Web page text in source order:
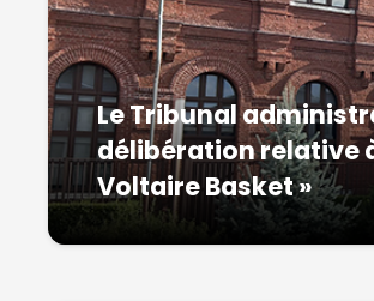
Le Tribunal
délibération relative
Voltaire Basket »